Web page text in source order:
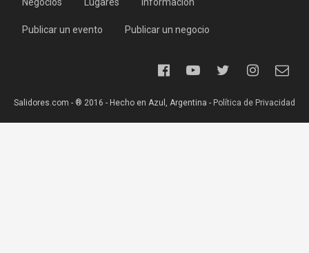
Publicar un evento Publicar un negocio
Salidores.com - ® 2016 - Hecho en Azul, Argentina - Política de Privacidad